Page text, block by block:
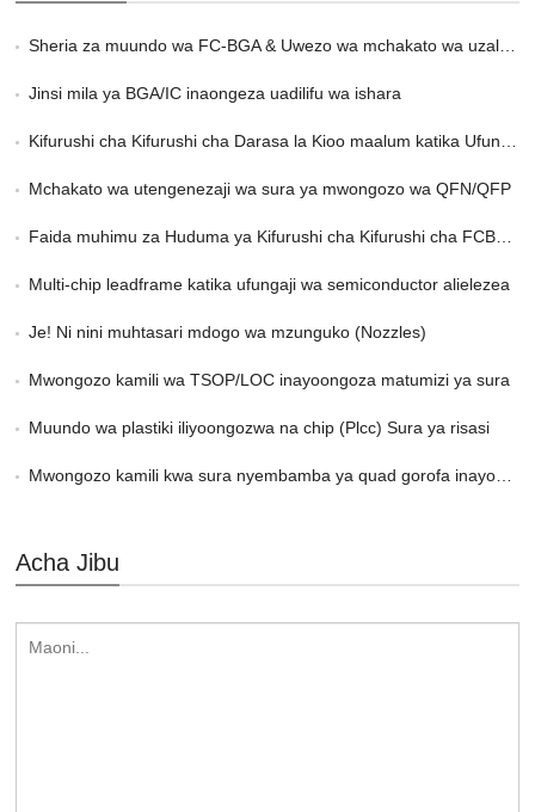
Sheria za muundo wa FC-BGA & Uwezo wa mchakato wa uzalishaji
Jinsi mila ya BGA/IC inaongeza uadilifu wa ishara
Kifurushi cha Kifurushi cha Darasa la Kioo maalum katika Ufungaji wa 2,5 na 3D
Mchakato wa utengenezaji wa sura ya mwongozo wa QFN/QFP
Faida muhimu za Huduma ya Kifurushi cha Kifurushi cha FCBGA katika HPC
Multi-chip leadframe katika ufungaji wa semiconductor alielezea
Je! Ni nini muhtasari mdogo wa mzunguko (Nozzles)
Mwongozo kamili wa TSOP/LOC inayoongoza matumizi ya sura
Muundo wa plastiki iliyoongozwa na chip (Plcc) Sura ya risasi
Mwongozo kamili kwa sura nyembamba ya quad gorofa inayoongoza
Acha Jibu